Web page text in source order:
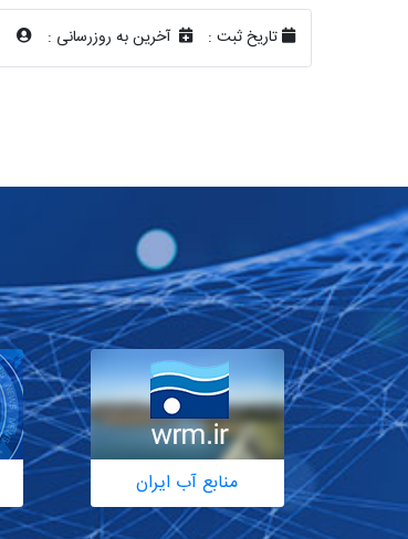
تاریخ ثبت : آخرین به روزرسانی :
منابع آب ایران